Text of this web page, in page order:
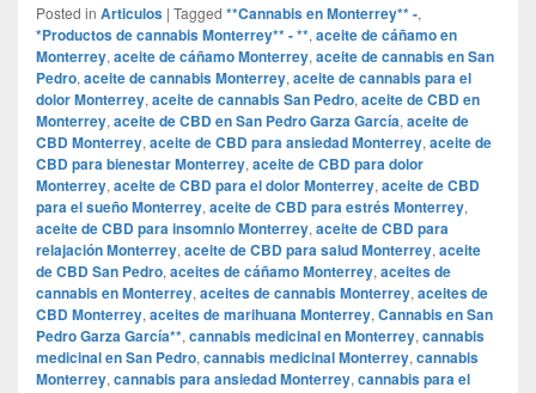
Posted in Articulos | Tagged **Cannabis en Monterrey** -,
*Productos de cannabis Monterrey** - **, aceite de cáñamo en
Monterrey, aceite de cáñamo Monterrey, aceite de cannabis en San
Pedro, aceite de cannabis Monterrey, aceite de cannabis para el
dolor Monterrey, aceite de cannabis San Pedro, aceite de CBD en
Monterrey, aceite de CBD en San Pedro Garza García, aceite de
CBD Monterrey, aceite de CBD para ansiedad Monterrey, aceite de
CBD para bienestar Monterrey, aceite de CBD para dolor
Monterrey, aceite de CBD para el dolor Monterrey, aceite de CBD
para el sueño Monterrey, aceite de CBD para estrés Monterrey,
aceite de CBD para insomnio Monterrey, aceite de CBD para
relajación Monterrey, aceite de CBD para salud Monterrey, aceite
de CBD San Pedro, aceites de cáñamo Monterrey, aceites de
cannabis en Monterrey, aceites de cannabis Monterrey, aceites de
CBD Monterrey, aceites de marihuana Monterrey, Cannabis en San
Pedro Garza García**, cannabis medicinal en Monterrey, cannabis
medicinal en San Pedro, cannabis medicinal Monterrey, cannabis
Monterrey, cannabis para ansiedad Monterrey, cannabis para el